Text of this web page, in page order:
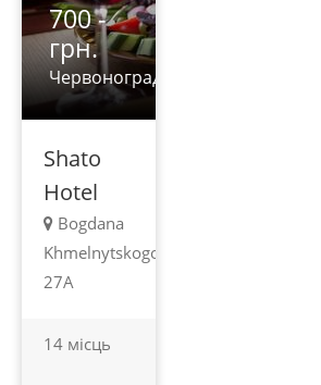
700 -
грн.
Червоноград
Shato
Hotel
Bogdana
Khmelnytskogo
27А
14 місць